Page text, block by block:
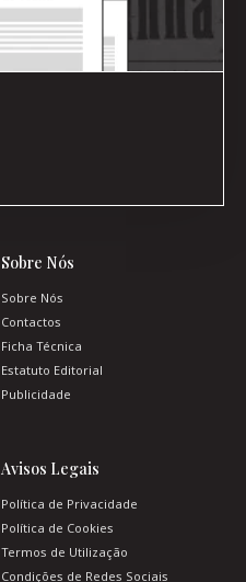
Sobre Nós
Sobre Nós
Contactos
Ficha Técnica
Estatuto Editorial
Publicidade
Avisos Legais
Política de Privacidade
Política de Cookies
Termos de Utilização
Condições de Redes Sociais